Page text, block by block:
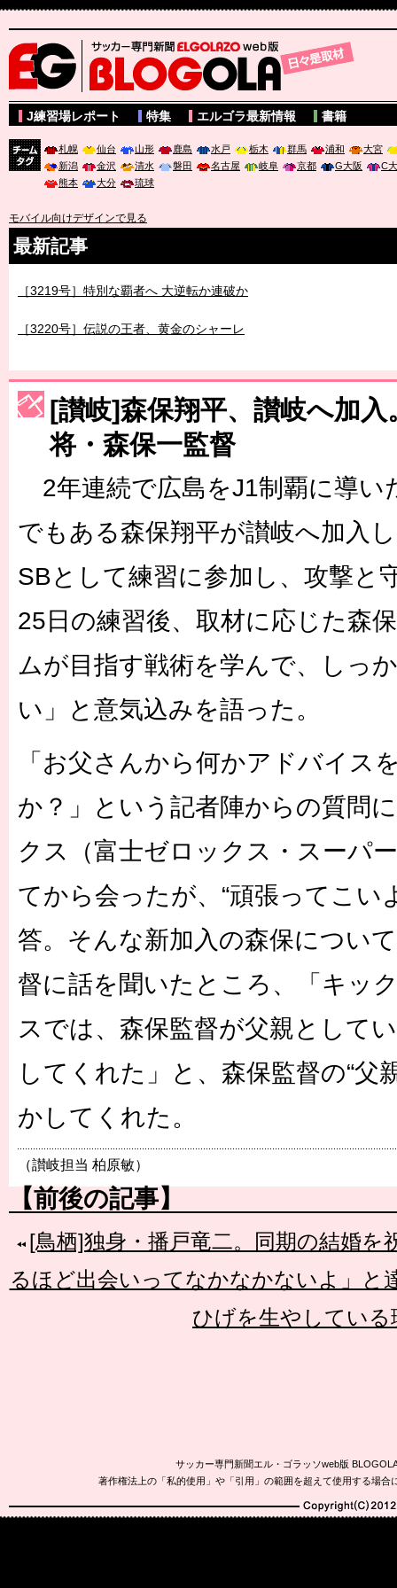
サッカー専門新聞ELGOLAZO web版 BLOGOLA
J練習場レポート 特集 エルゴラ最新情報 書籍
札幌 仙台 山形 鹿島 水戸 栃木 群馬 浦和
大宮
新潟
金沢 清水 磐田 名古屋 岐阜 京都 G大阪
C
熊本
大分 琉球
モバイル向けデザインで見る
最新記事
［3230号］世界一への夢は終わらない
［3223号］一丸。日本出陣
[讃岐]森保翔平、讃岐へ加入
将・森保一監督
2年連続で広島をJ1制覇に導い
でもある森保翔平が讃岐へ加入
SBとして練習に参加し、攻撃と
25日の練習後、取材に応じた森
ムが目指す戦術を学んで、しっ
い」と意気込みを語った。
「お父さんから何かアドバイス
か？」という記者陣からの質問
クス（富士ゼロックス・スーパ
てから会ったが、“頑張ってこい
答。そんな新加入の森保につい
督に話を聞いたところ、「キッ
スでは、森保監督が父親として
してくれた」と、森保監督の“父
かしてくれた。
（讃岐担当 柏原敏）
【前後の記事】
[鳥栖]独身・播戸竜二。同期の結婚を
るほど出会いってなかなかないよ」と
ひげを生やしている
サッカー専門新聞エル・ゴラッソweb版
著作権法上の「私的使用」や「引用」の範囲を超えて使用する場
Copyright(C)2010-